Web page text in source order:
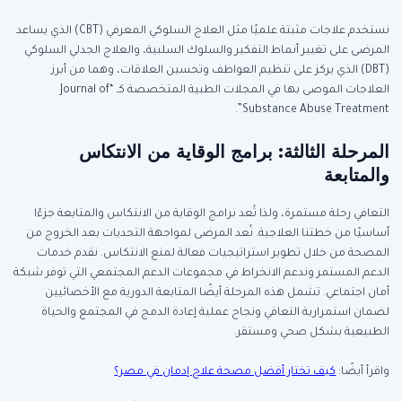
نستخدم علاجات مثبتة علميًا مثل العلاج السلوكي المعرفي (CBT) الذي يساعد
المرضى على تغيير أنماط التفكير والسلوك السلبية، والعلاج الجدلي السلوكي
(DBT) الذي يركز على تنظيم العواطف وتحسين العلاقات، وهما من أبرز
العلاجات الموصى بها في المجلات الطبية المتخصصة كـ “Journal of
Substance Abuse Treatment”.
المرحلة الثالثة: برامج الوقاية من الانتكاس
والمتابعة
التعافي رحلة مستمرة، ولذا تُعد برامج الوقاية من الانتكاس والمتابعة جزءًا
أساسيًا من خطتنا العلاجية. نُعد المرضى لمواجهة التحديات بعد الخروج من
المصحة من خلال تطوير استراتيجيات فعالة لمنع الانتكاس. نقدم خدمات
الدعم المستمر وندعم الانخراط في مجموعات الدعم المجتمعي التي توفر شبكة
أمان اجتماعي. تشمل هذه المرحلة أيضًا المتابعة الدورية مع الأخصائيين
لضمان استمرارية التعافي ونجاح عملية إعادة الدمج في المجتمع والحياة
الطبيعية بشكل صحي ومستقر.
واقرأ أيضًا:كيف تختار أفضل مصحة علاج إدمان في مصر؟